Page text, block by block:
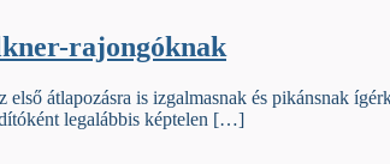
rajongóknak
első átlapozásra is izgalmasnak és pikánsnak
legalábbis képtelen […]